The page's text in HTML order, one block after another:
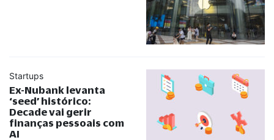
Startups
Ex-Nubank levanta
‘seed’ histórico:
Decade vai gerir
finanças pessoais com
AI